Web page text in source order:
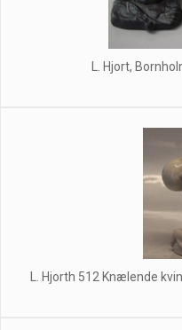
L. Hjort,
L. Hjorth 512 Knælende